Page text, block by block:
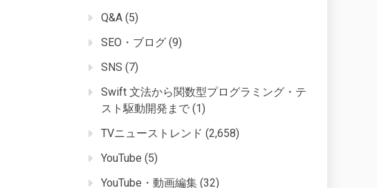
Q&A (5)
SEO・ブログ (9)
SNS (7)
Swift 文法から関数型プログラミング・テ
スト駆動開発まで (1)
TVニューストレンド (2,658)
YouTube (5)
YouTube・動画編集 (32)